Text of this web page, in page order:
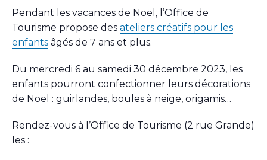
Pendant les vacances de Noël, l’Office de
Tourisme propose des ateliers créatifs pour les
enfants âgés de 7 ans et plus.
Du mercredi 6 au samedi 30 décembre 2023, les
enfants pourront confectionner leurs décorations
de Noël : guirlandes, boules à neige, origamis…
Rendez-vous à l’Office de Tourisme (2 rue Grande)
les :